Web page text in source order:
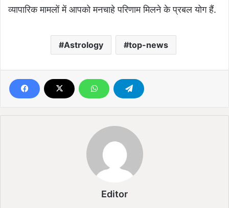
व्यापारिक मामलों में आपको मनचाहे परिणाम मिलने के प्रबल योग हैं.
Astrology top-news
Editor